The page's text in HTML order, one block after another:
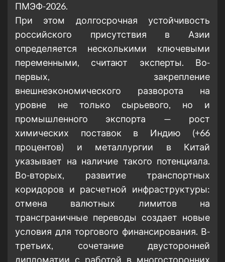
ПМЭФ-2026.
При этом долгосрочная устойчивость
российского присутствия в Азии
определяется несколькими ключевыми
переменными, считают эксперты. Во-
первых, закрепление
внешнеэкономического разворота на
уровне не только сырьевого, но и
промышленного экспорта — рост
химических поставок в Индию (+66
процентов) и металлургии в Китай
указывает на наличие такого потенциала.
Во-вторых, развитие транспортных
коридоров и расчетной инфраструктуры:
отмена валютных лимитов на
трансграничные переводы создает новые
условия для торгового финансирования. В-
третьих, сочетание двусторонней
дипломатии с работой в многосторонних